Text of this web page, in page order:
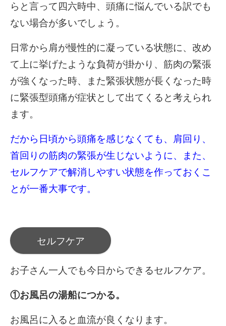
らと言って四六時中、頭痛に悩んでいる訳でも
ない場合が多いでしょう。
日常から肩が慢性的に凝っている状態に、改め
て上に挙げたような負荷が掛かり、筋肉の緊張
が強くなった時、また緊張状態が長くなった時
に緊張型頭痛が症状として出てくると考えられ
ます。
だから日頃から頭痛を感じなくても、肩回り、
首回りの筋肉の緊張が生じないように、
また、
セルフケアで解消しやすい状態を作っておくこ
とが一番大事です。
セルフケア
お子さん一人でも今日からできるセルフケア。
①お風呂の湯船につかる。
お風呂に入ると血流が良くなります。